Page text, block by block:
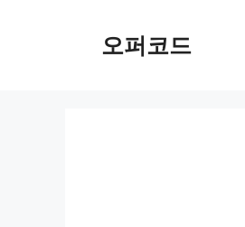
오퍼코드